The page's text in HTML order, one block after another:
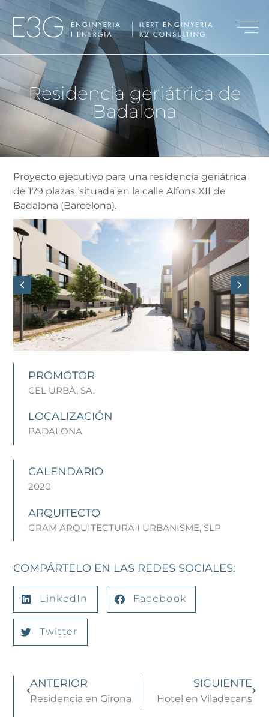
Residencia geriátrica de
Badalona
Proyecto ejecutivo para una residencia geriátrica
de 179 plazas, situada en la calle Alfons XII de
Badalona (Barcelona).
PROMOTOR
CEL URBÀ, SA.
LOCALIZACIÓN
BADALONA
CALENDARIO
2020
ARQUITECTO
GRAM ARQUITECTURA I URBANISME, SLP
COMPÁRTELO EN LAS REDES SOCIALES:
LinkedIn Facebook
Twitter
ANTERIOR
Residencia en Girona
SIGUIENTE
Hotel en Viladecans